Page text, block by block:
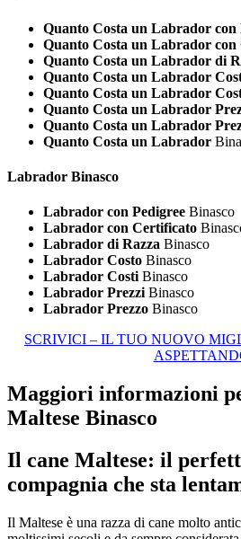
Quanto Costa un Labrador con
Quanto Costa un Labrador
Quanto Costa un Labrador di
Quanto Costa un Labrador
Quanto Costa un Labrador
Quanto Costa un Labrador
Quanto Costa un Labrador
Quanto Costa un Labrador
Labrador Binasco
Labrador con Pedigree Binasco
Labrador con Certificato
Labrador di Razza Binasco
Labrador Costo Binasco
Labrador Costi Binasco
Labrador Prezzi Binasco
Labrador Prezzo Binasco
SCRIVICI – IL TUO NUOVO
Maggiori informazioni
Maltese Binasco
Il cane Maltese: il
compagnia che sta
Il Maltese è una razza di cane molto